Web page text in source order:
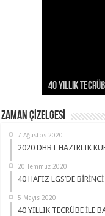
2020 DHBT
40 HAFIZ LGS’DE
40 YILLIK
YAKALAMAK
AHMET ÖZSOY
ZAMAN ÇİZELGESİ
7 Ağustos 2020
2020 DHBT HAZIRLIK
20 Temmuz 2020
40 HAFIZ LGS’DE BİRİNCİ
5 Mayıs 2020
40 YILLIK TECRÜBE İLE